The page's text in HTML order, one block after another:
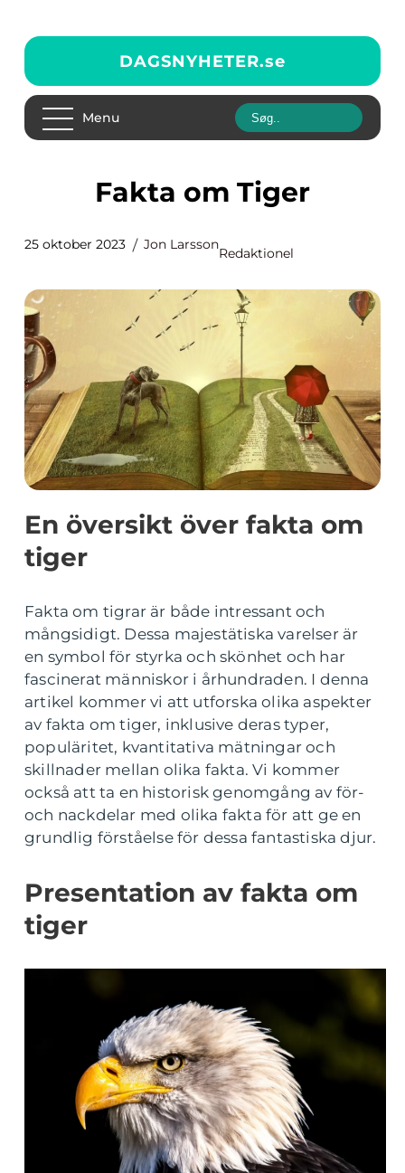
DAGSNYHETER.se
Menu
Fakta om Tiger
25 oktober 2023 Jon Larsson
Redaktionel
En översikt över fakta om
tiger
Fakta om tigrar är både intressant och
mångsidigt. Dessa majestätiska varelser är
en symbol för styrka och skönhet och har
fascinerat människor i århundraden. I denna
artikel kommer vi att utforska olika aspekter
av fakta om tiger, inklusive deras typer,
populäritet, kvantitativa mätningar och
skillnader mellan olika fakta. Vi kommer
också att ta en historisk genomgång av för-
och nackdelar med olika fakta för att ge en
grundlig förståelse för dessa fantastiska djur.
Presentation av fakta om
tiger